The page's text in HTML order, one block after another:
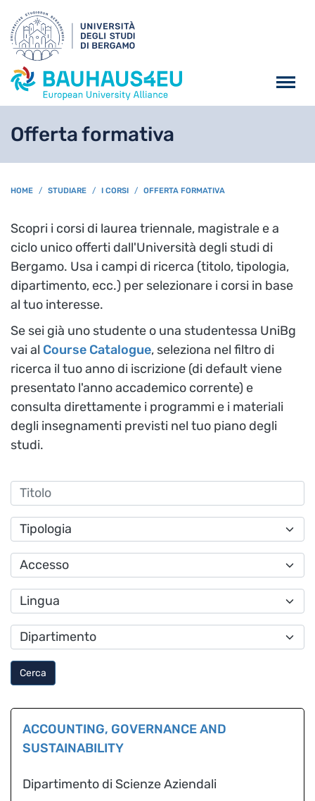
Offerta formativa
BREADCRUMB
HOME STUDIARE I CORSI OFFERTA FORMATIVA
Scopri i corsi di laurea triennale, magistrale e a
ciclo unico offerti dall'Università degli studi di
Bergamo. Usa i campi di ricerca (titolo, tipologia,
dipartimento, ecc.) per selezionare i corsi in base
al tuo interesse.
Se sei già uno studente o una studentessa UniBg
vai al Course Catalogue, seleziona nel filtro di
ricerca il tuo anno di iscrizione (di default viene
presentato l'anno accademico corrente) e
consulta direttamente i programmi e i materiali
degli insegnamenti previsti nel tuo piano degli
studi.
Cerca
ACCOUNTING, GOVERNANCE AND
SUSTAINABILITY
Dipartimento di Scienze Aziendali